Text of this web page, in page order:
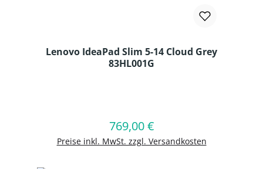
Lenovo IdeaPad Slim 5-14 Cloud Grey
83HL001G
Regulärer Preis:
769,00 €
Preise inkl. MwSt. zzgl. Versandkosten
In den Warenkorb